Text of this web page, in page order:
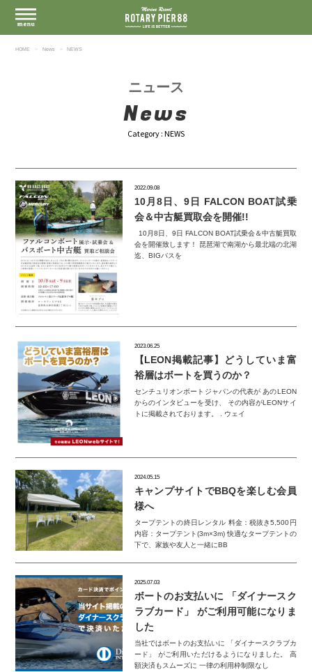
HOME News NEWS
ニュース
News
Category : NEWS
2022.09.08
10月8日、9日 FALCON BOAT試乗
会＆中古艇買取会を開催!!
10月8日、9日 FALCON BOAT試乗会＆中古艇買取
会を開催致します！ 琵琶湖で南湖から最北端の北湖
迄、BIGバスを
2023.06.25
【LEON掲載記事】どうしていま富
裕層はボートを買うのか？
センチュリオンボートジャパンの代表が あのLEON
からのインタビューを受け、 その内容がLEONサイ
トに掲載されております。 . ウェイ
2024.05.15
キャンプサイトでBBQを楽しむ会員
様へ
タープテントの終日レンタル 料金：税抜き5,500円
内容：タープテント(3m×3m) 快適なタープテントの
下で、家族や友人と一緒にBB
2025.07.03
ボートのお支払いに 「ダイナースク
ラブカード」 がご利用可能になりま
した
当社ではボートのお支払いに 「ダイナースクラブカ
ード」 がご利用いただけるようになりました。 高
額決済もスムーズに 一律の利用枠制限なし